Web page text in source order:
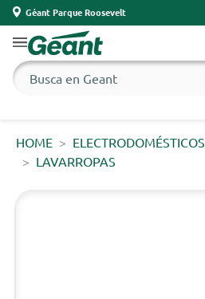
Géant Parque Roosevelt
HOME ELECTRODOMÉSTICOS
LAVARROPAS